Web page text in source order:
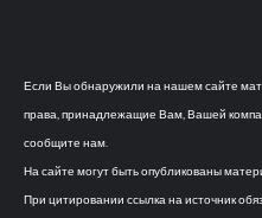
Если Вы обнаружили на нашем сайте
права, принадлежащие Вам, Вашей
сообщите нам.
На сайте могут быть опубликованы
При цитировании ссылка на источник